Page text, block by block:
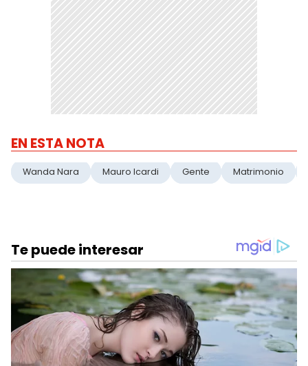
EN ESTA NOTA
Wanda Nara Mauro Icardi Gente Matrimonio